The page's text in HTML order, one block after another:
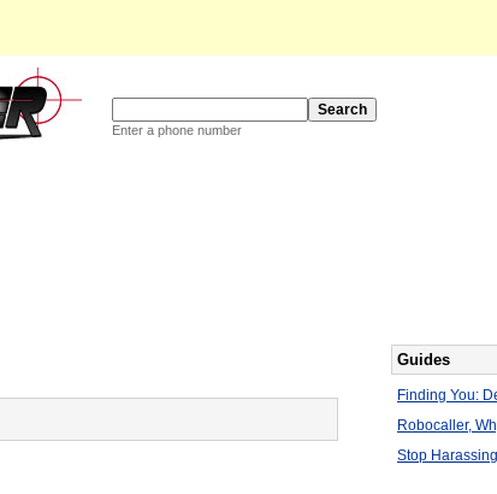
Enter a phone number
Guides
Finding You:
Robocaller,
Stop